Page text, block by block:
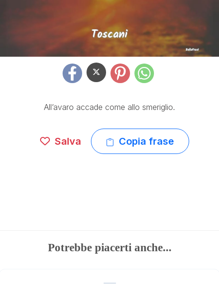
All’avaro accade come allo smeriglio.
Salva Copia frase
Potrebbe piacerti anche...